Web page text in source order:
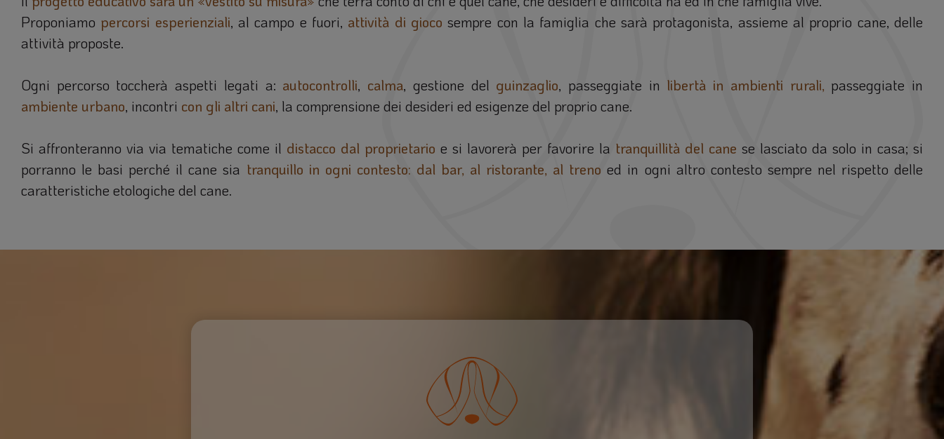
Proponiamo percorsi esperienziali, al campo e fuori, attività di gioco sempre con la famiglia che sarà protagonista, assieme al proprio cane, delle
attività proposte.
Ogni percorso toccherà aspetti legati a: autocontrolli, calma, gestione del guinzaglio, passeggiate in libertà in ambienti rurali, passeggiate in
ambiente urbano, incontri con gli altri cani, la comprensione dei desideri ed esigenze del proprio cane.
Si affronteranno via via tematiche come il distacco dal proprietario e si lavorerà per favorire la tranquillità del cane se lasciato da solo in casa; si
porranno le basi perché il cane sia tranquillo in ogni contesto: dal bar, al ristorante, al treno ed in ogni altro contesto sempre nel rispetto delle
caratteristiche etologiche del cane.